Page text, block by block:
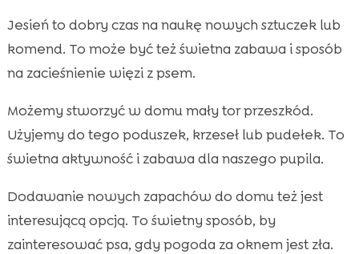
Jesień to dobry czas na naukę nowych sztuczek lub
komend. To może być też świetna zabawa i sposób
na zacieśnienie więzi z psem.
Możemy stworzyć w domu mały tor przeszkód.
Użyjemy do tego poduszek, krzeseł lub pudełek. To
świetna aktywność i zabawa dla naszego pupila.
Dodawanie nowych zapachów do domu też jest
interesującą opcją. To świetny sposób, by
zainteresować psa, gdy pogoda za oknem jest zła.